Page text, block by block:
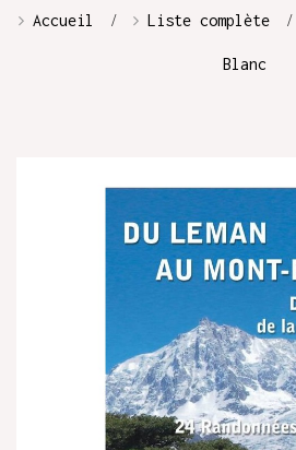
Accueil Liste complète
Blanc